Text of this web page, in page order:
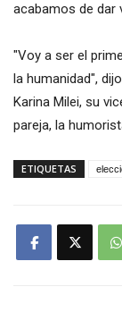
acabamos de dar
"Voy a ser el
la humanidad",
Karina Milei, su
pareja, la
ETIQUETAS